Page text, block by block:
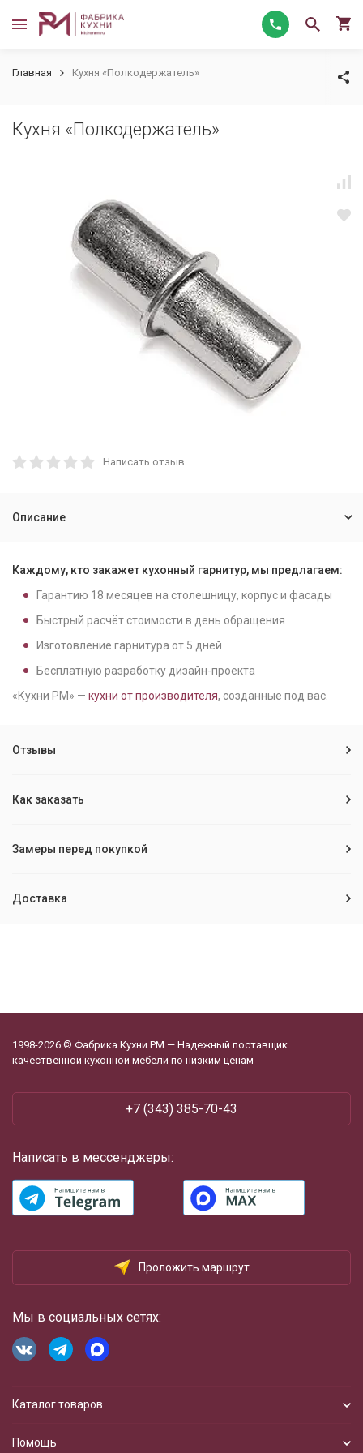
Главная Кухня «Полкодержатель»
Кухня «Полкодержатель»
Написать отзыв
Описание
Каждому, кто закажет кухонный гарнитур, мы предлагаем:
Гарантию 18 месяцев на столешницу, корпус и фасады
Быстрый расчёт стоимости в день обращения
Изготовление гарнитура от 5 дней
Бесплатную разработку дизайн-проекта
«Кухни РМ» — кухни от производителя, созданные под вас.
Отзывы
Как заказать
Замеры перед покупкой
Доставка
1998-2026 © Фабрика Кухни РМ — Надежный поставщик
качественной кухонной мебели по низким ценам
+7 (343) 385-70-43
Написать в мессенджеры:
Проложить маршрут
Мы в социальных сетях:
Каталог товаров
Помощь